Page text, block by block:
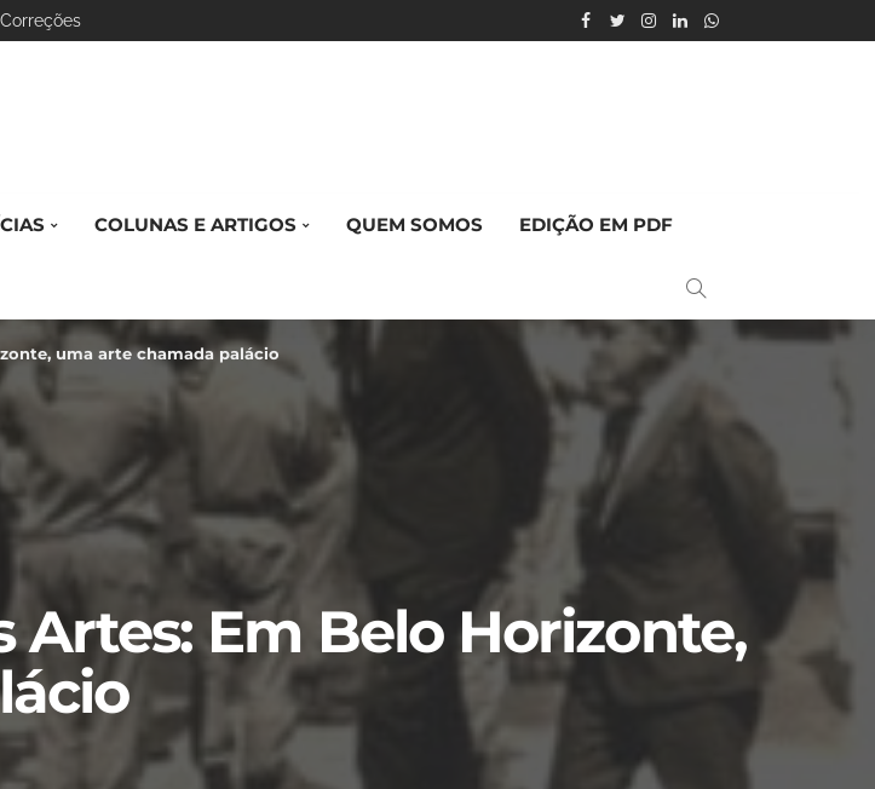
COLUNAS E ARTIGOS QUEM SOMOS EDIÇÃO EM PDF
uma arte chamada palácio
Artes: Em Belo Horizonte,